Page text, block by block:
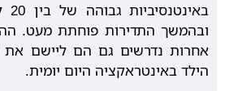
ובהמשך התדירות פוחתת מעט.
אחרות נדרשים גם הם ליישם
הילד באינטראקציה היום יומית.